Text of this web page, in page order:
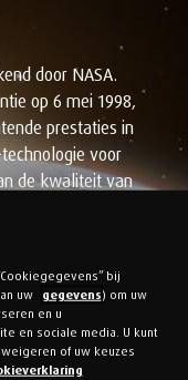
door NASA.
op 6 mei 1998,
prestaties in
voor
de kwaliteit van
als
materiaal bevatten
Voor
en haar Certified
bij
uw
gegevens) om uw
en u
en sociale media. U kunt
of uw keuzes